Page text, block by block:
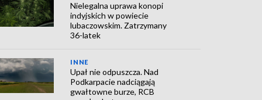
Nielegalna uprawa konopi
indyjskich w powiecie
lubaczowskim. Zatrzymany
36-latek
INNE
Upał nie odpuszcza. Nad
Podkarpacie nadciągają
gwałtowne burze, RCB